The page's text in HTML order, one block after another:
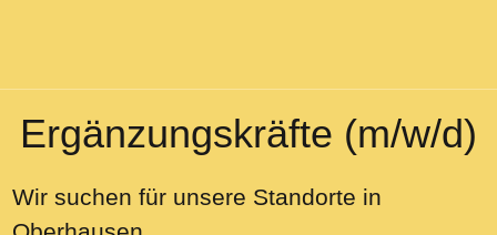
Ergänzungskräfte (m/w/d)
Wir suchen für unsere Standorte in